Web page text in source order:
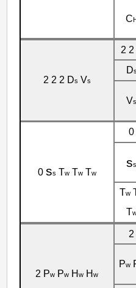
C
2 2 2 Ds Vs
2 2
Ds
Vs
0 ss TwTwTw
0
ss
Tw
T
2 Pw Pw Hw Hw
2
Pw